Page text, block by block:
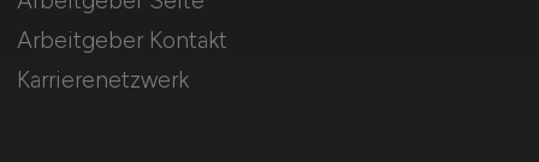
Arbeitgeber Kontakt
Karrierenetzwerk